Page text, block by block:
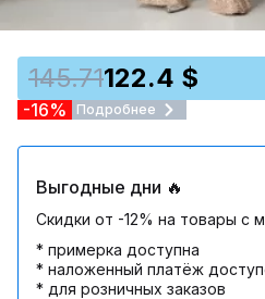
145.71122.4 $
-16% Подробнее
Выгодные дни 🔥
Скидки от -12% на товары
* примерка доступна
* наложенный платёж
* для розничных заказов